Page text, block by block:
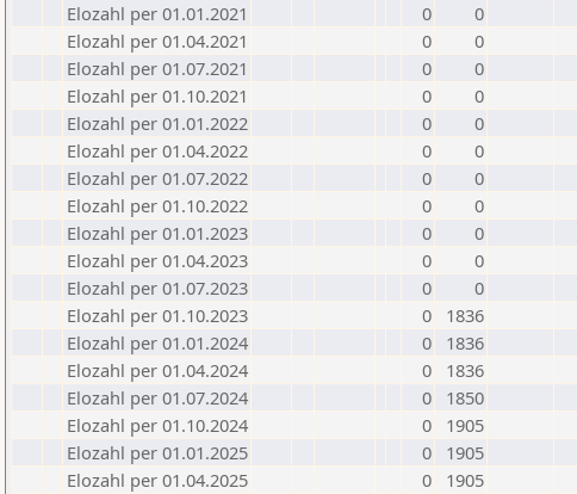
Elozahl per 01.01.2021
0
0
Elozahl per 01.04.2021
0
0
Elozahl per 01.07.2021
0
0
Elozahl per 01.10.2021
0
0
Elozahl per 01.01.2022
0
0
Elozahl per 01.04.2022
0
0
Elozahl per 01.07.2022
0
0
Elozahl per 01.10.2022
0
0
Elozahl per 01.01.2023
0
0
Elozahl per 01.04.2023
0
0
Elozahl per 01.07.2023
0
0
Elozahl per 01.10.2023
0
1836
Elozahl per 01.01.2024
0
1836
Elozahl per 01.04.2024
0
1836
Elozahl per 01.07.2024
0
1850
Elozahl per 01.10.2024
0
1905
Elozahl per 01.01.2025
0
1905
Elozahl per 01.04.2025
0 1905